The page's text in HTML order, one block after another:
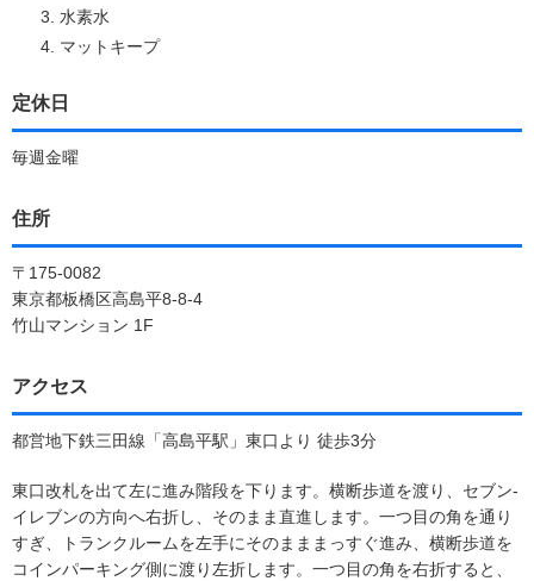
水素水
マットキープ
定休日
毎週金曜
住所
〒175-0082
東京都板橋区高島平8-8-4
竹山マンション 1F
アクセス
都営地下鉄三田線「高島平駅」東口より 徒歩3分
東口改札を出て左に進み階段を下ります。横断歩道を渡り、セブン-
イレブンの方向へ右折し、そのまま直進します。一つ目の角を通り
すぎ、トランクルームを左手にそのまままっすぐ進み、横断歩道を
コインパーキング側に渡り左折します。一つ目の角を右折すると、